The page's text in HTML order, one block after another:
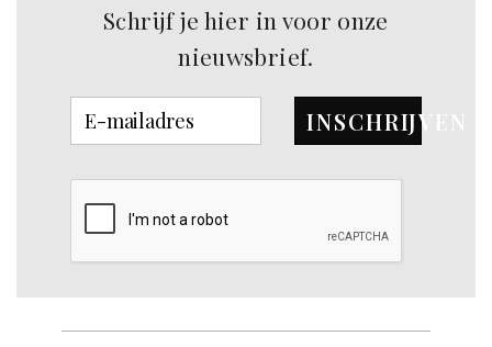
Schrijf je hier in voor onze
nieuwsbrief.
INSCHRIJVEN